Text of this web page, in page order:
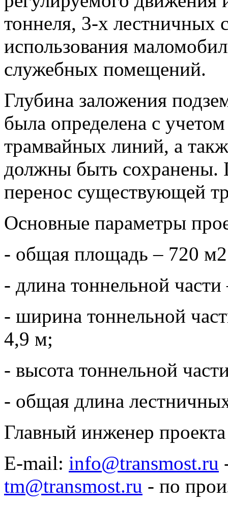
тоннеля, 3-х лестничных
использования
служебных помещений.
Глубина заложения
была определена с
трамвайных линий, а
должны быть сохранены.
перенос существующей
Основные параметры
- общая площадь – 720
- длина тоннельной
- ширина тоннельной
4,9 м;
- высота тоннельной
- общая длина
Главный инженер
E-mail: info@transmost.ru
tm@transmost.ru - по